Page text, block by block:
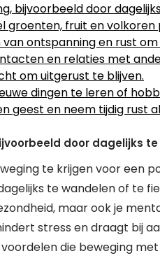
bijvoorbeeld door
groenten, fruit en volkoren
ontspanning en rust
en relaties met
om uitgerust te blijven.
dingen te leren of
geest en neem tijdig rust
door dagelijks
te krijgen voor een
te wandelen of te
maar ook je
stress en draagt bij
die beweging